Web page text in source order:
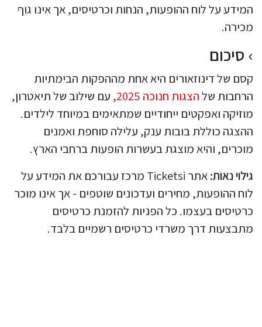
המידע על לוח ההופעות, הנחות וכרטיסים, אך אינו גוף
מכירה.
סיכום
קסם של דינוזאורים היא אחת מההפקות הבימתיות
הרחבות שלהצגות חנוכה 2025
, עם שילוב של תיאטרון,
מוזיקה ואפקטים ייחודיים שמתאימים במיוחד לילדים.
ההצגה כוללת בובות ענק, עלילה סוחפת ואמנים
מוכרים, והיא מוצגת בעשרות הופעות ברחבי הארץ.
גילוי נאות:
אתר Ticketsi מרכז עבורכם את המידע על
לוח ההופעות, מחירים ועדכונים שוטפים - אך אינו מוכר
כרטיסים בעצמו. כל הפניות להזמנת כרטיסים
מתבצעות דרך משרדי כרטיסים רשמיים בלבד.